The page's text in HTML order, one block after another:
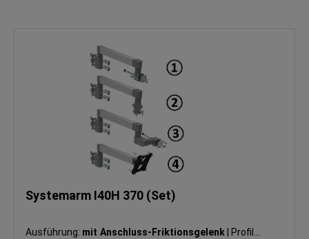
Systemarm I40H 370 (Set)
Ausführung: mit Anschluss-Friktionsgelenk Profil: